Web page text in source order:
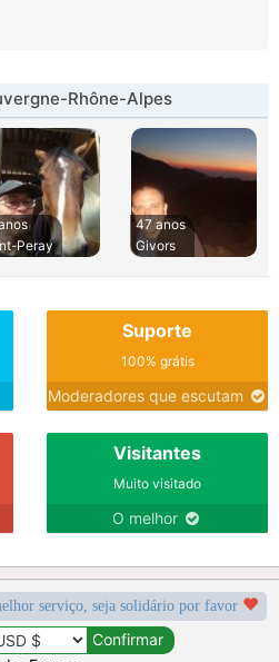
Rhône-Alpes
Peray
47 anos
Givors
Suporte
100% grátis
Moderadores que escutam
Visitantes
Muito visitado
O melhor
serviço, seja solidário por favor